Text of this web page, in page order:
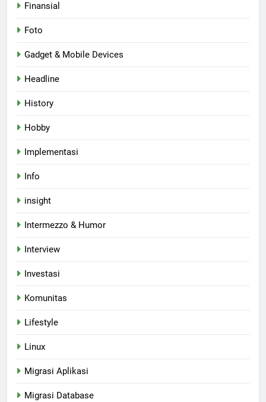
Finansial
Foto
Gadget & Mobile Devices
Headline
History
Hobby
Implementasi
Info
insight
Intermezzo & Humor
Interview
Investasi
Komunitas
Lifestyle
Linux
Migrasi Aplikasi
Migrasi Database